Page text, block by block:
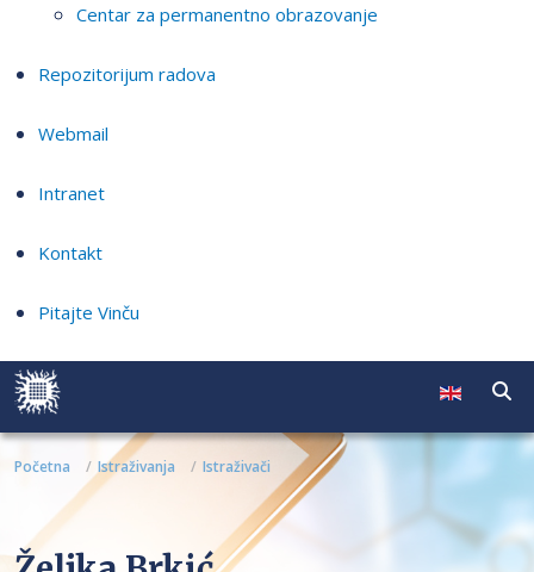
Centar za permanentno obrazovanje
Repozitorijum radova
Webmail
Intranet
Kontakt
Pitajte Vinču
Početna Istraživanja Istraživači